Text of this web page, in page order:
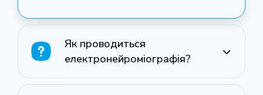
Як проводиться
електронейроміографія?